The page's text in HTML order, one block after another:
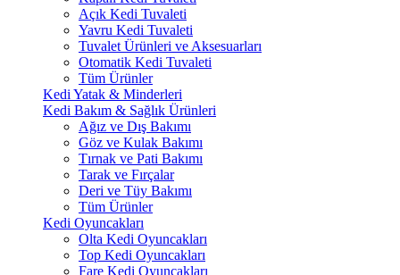
Açık Kedi Tuvaleti
Yavru Kedi Tuvaleti
Tuvalet Ürünleri ve Aksesuarları
Otomatik Kedi Tuvaleti
Tüm Ürünler
Kedi Yatak & Minderleri
Kedi Bakım & Sağlık Ürünleri
Ağız ve Dış Bakımı
Göz ve Kulak Bakımı
Tırnak ve Pati Bakımı
Tarak ve Fırçalar
Deri ve Tüy Bakımı
Tüm Ürünler
Kedi Oyuncakları
Olta Kedi Oyuncakları
Top Kedi Oyuncakları
Fare Kedi Oyuncakları